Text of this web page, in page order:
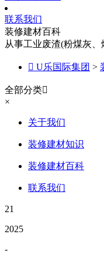
联系我们
装修建材百科
从事工业废渣(粉煤灰
 U乐国际集团 >
全部分类
×
关于我们
装修建材知识
装修建材百科
联系我们
21
2025
-